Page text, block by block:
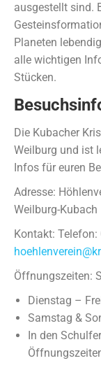
ausgestellt sind.
Planeten
alle wichtigen
Stücken.
Die Kubacher
Weilburg und ist
Infos für euren
Adresse:
Weilburg-Kubach
Kontakt:
Öffnungszeiten:
Dienstag –
Samstag &
In den